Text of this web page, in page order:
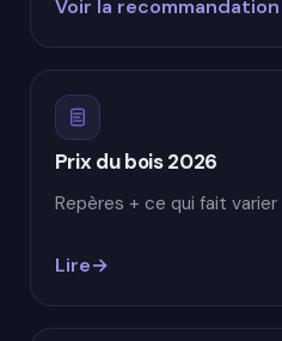
Voir la recommandation
Prix du bois 2026
Repères + ce qui fait
Lire